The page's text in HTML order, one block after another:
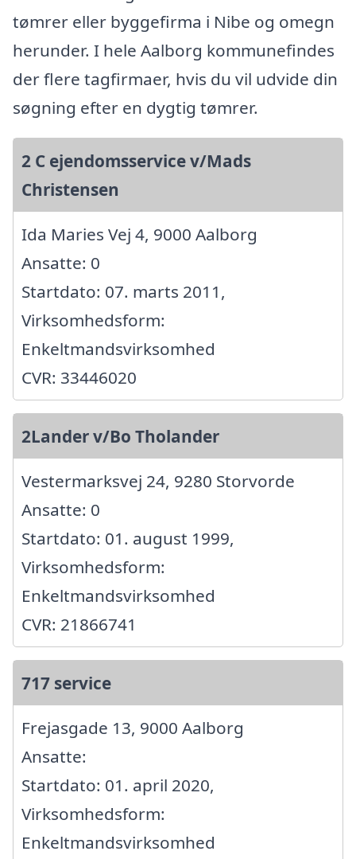
tømrer eller byggefirma i Nibe og omegn
herunder. I hele Aalborg kommunefindes
der flere tagfirmaer, hvis du vil udvide din
søgning efter en dygtig tømrer.
2 C ejendomsservice v/Mads
Christensen
Ida Maries Vej 4, 9000 Aalborg
Ansatte: 0
Startdato: 07. marts 2011,
Virksomhedsform:
Enkeltmandsvirksomhed
CVR: 33446020
2Lander v/Bo Tholander
Vestermarksvej 24, 9280 Storvorde
Ansatte: 0
Startdato: 01. august 1999,
Virksomhedsform:
Enkeltmandsvirksomhed
CVR: 21866741
717 service
Frejasgade 13, 9000 Aalborg
Ansatte:
Startdato: 01. april 2020,
Virksomhedsform:
Enkeltmandsvirksomhed